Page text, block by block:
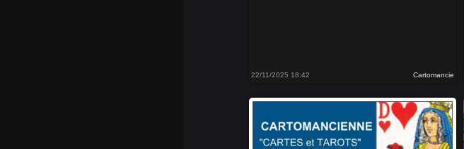
22/11/2025 18:42 Cartomancie